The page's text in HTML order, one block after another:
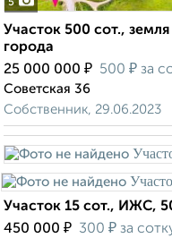
5
Участок 500 сот.,
города
25 000 000 ₽ 500 ₽ за
Советская 36
Собственник, 29.06.2023
Участок 15 сот., ИЖС,
450 000 ₽ 300 ₽ за